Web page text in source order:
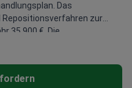
Das
Repositionsverfahren zur
35.900 €. Die
€ und 1.430 €. Eine
und Navigationssysteme
€ kosten. Das